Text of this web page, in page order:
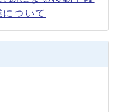
ついて